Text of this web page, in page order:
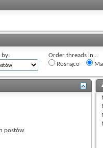
by:
Order threads in...
Rosnąco
postów